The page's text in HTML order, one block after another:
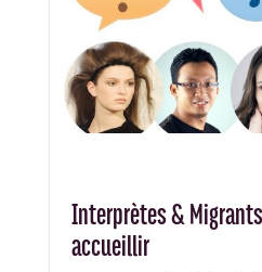
Interprètes &
accueillir